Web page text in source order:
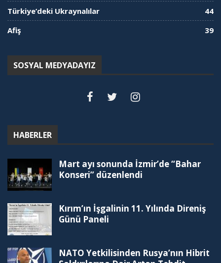
Türkiye’deki Ukraynalılar
44
Afiş
39
SOSYAL MEDYADAYIZ
HABERLER
Mart ayı sonunda İzmir’de “Bahar
Konseri” düzenlendi
Kırım’ın İşgalinin 11. Yılında Direniş
Günü Paneli
NATO Yetkilisinden Rusya’nın Hibrit